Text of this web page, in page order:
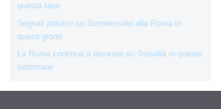
questa fase
Segnali positivi su Summerville alla Roma in
questi giorni
La Roma continua a lavorare su Tresoldi in queste
settimane